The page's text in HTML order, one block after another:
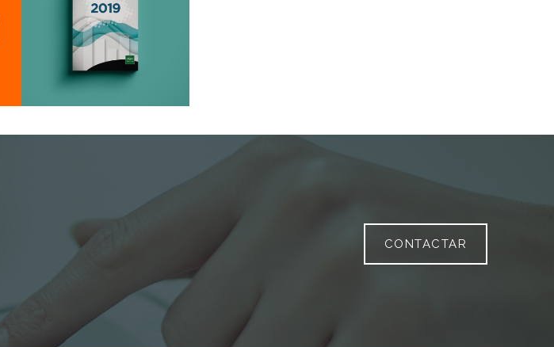
Packaging Diseño
Editorial
Creatividad
Gráfica Branding
CONTACTAR